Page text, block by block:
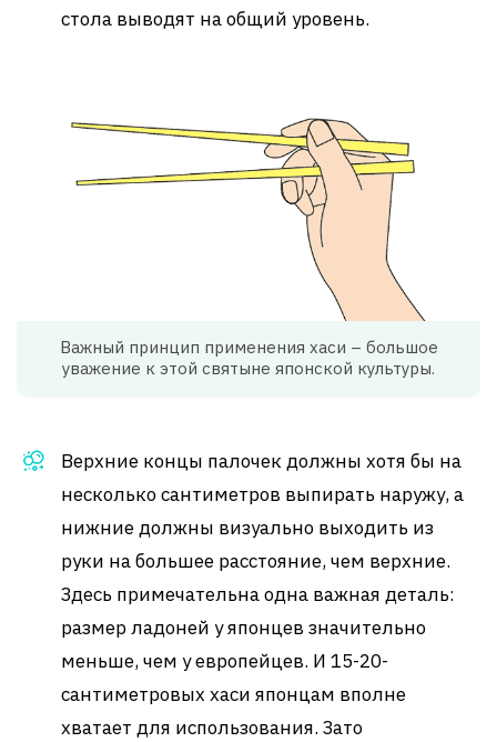
стола выводят на общий уровень.
Важный принцип применения хаси – большое
уважение к этой святыне японской культуры.
Верхние концы палочек должны хотя бы на
несколько сантиметров выпирать наружу, а
нижние должны визуально выходить из
руки на большее расстояние, чем верхние.
Здесь примечательна одна важная деталь:
размер ладоней у японцев значительно
меньше, чем у европейцев. И 15-20-
сантиметровых хаси японцам вполне
хватает для использования. Зато